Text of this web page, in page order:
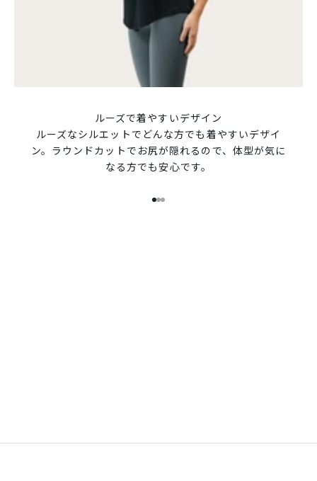
ルーズで着やすいデザイン
ルーズなシルエットでどんな方でも着やすいデザイ
ン。ラウンドカットでお尻が隠れるので、体型が気に
なる方でも安心です。
I18n Error: Missing interpolation
I18n Error: Missing
I18n Error: Missing
Functional Lifewear